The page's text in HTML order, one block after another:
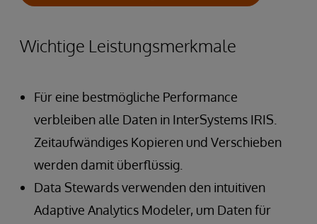
Wichtige Leistungsmerkmale
Für eine bestmögliche Performance
verbleiben alle Daten in InterSystems IRIS.
Zeitaufwändiges Kopieren und Verschieben
werden damit überflüssig.
Data Stewards verwenden den intuitiven
Adaptive Analytics Modeler, um Daten für